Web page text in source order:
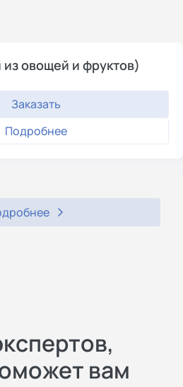
овощей и фруктов)
Заказать
Подробнее
вам